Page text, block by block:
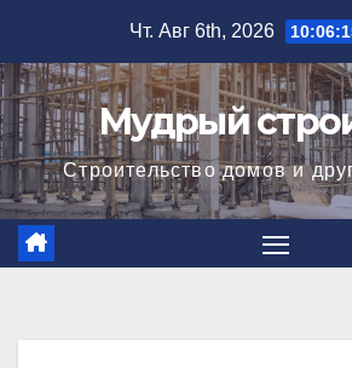
содержимому
Чт. Авг 6th, 2026
Мудрый
Строительство домов и